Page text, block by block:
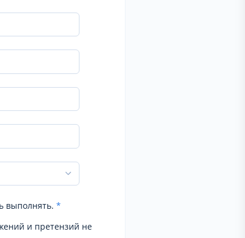
выполнять. *
и претензий не